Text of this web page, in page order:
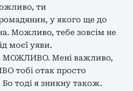
ти
у якого ще до
Можливо, тебе зовсім не
моєї уяви.
МОЖЛИВО. Мені важливо,
тобі отак просто
Бо тоді я зникну також.